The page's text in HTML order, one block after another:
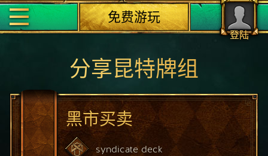
登陆
免费游玩
分享昆特牌组
黑市买卖
syndicate deck